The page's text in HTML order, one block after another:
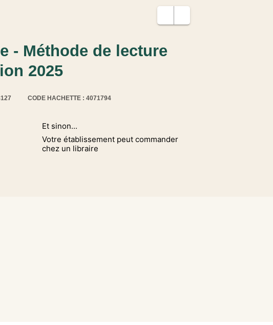
- Méthode de lecture
2025
CODE HACHETTE : 4071794
Et sinon...
Votre établissement peut commander
chez un libraire